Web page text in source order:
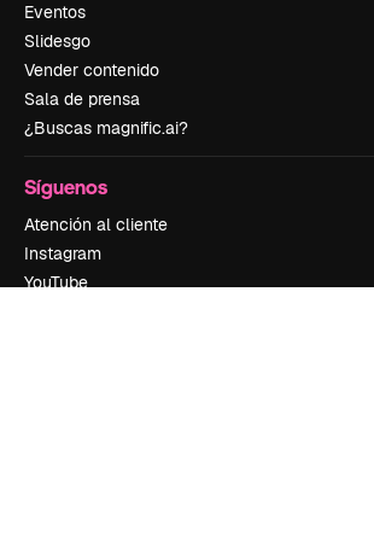
Eventos
Slidesgo
Vender contenido
Sala de prensa
¿Buscas magnific.ai?
Síguenos
Atención al cliente
Instagram
YouTube